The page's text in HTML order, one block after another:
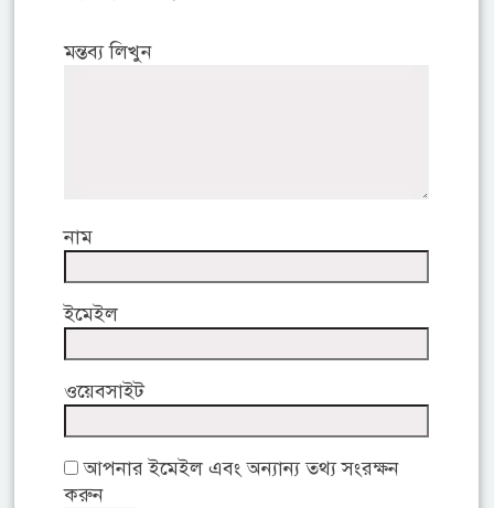
মন্তব্য লিখুন
নাম
ইমেইল
ওয়েবসাইট
আপনার ইমেইল এবং অন্যান্য তথ্য সংরক্ষন
করুন